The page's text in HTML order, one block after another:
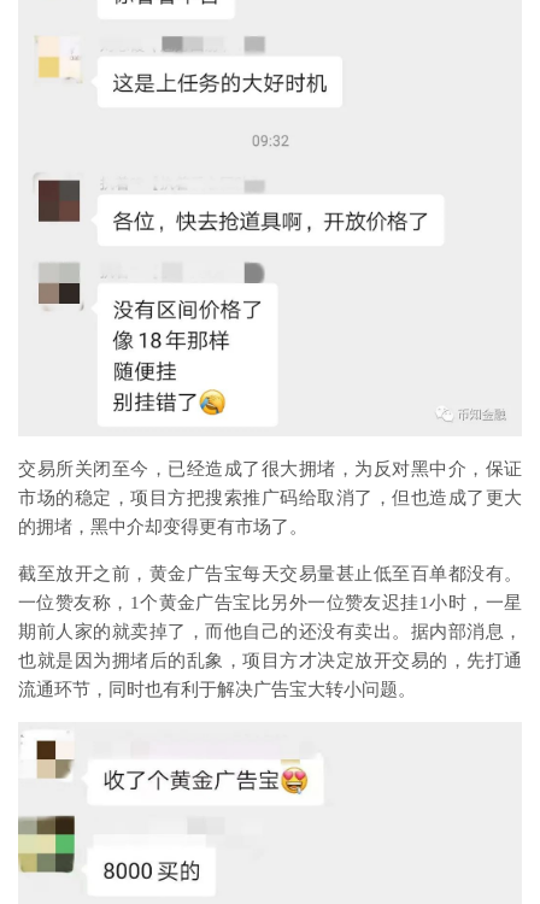
交易所关闭至今，已经造成了很大拥堵，为反对黑中介，保证
市场的稳定，项目方把搜索推广码给取消了，但也造成了更大
的拥堵，黑中介却变得更有市场了。
截至放开之前，黄金广告宝每天交易量甚止低至百单都没有。
一位赞友称，1个黄金广告宝比另外一位赞友迟挂1小时，一星
期前人家的就卖掉了，而他自己的还没有卖出。据内部消息，
也就是因为拥堵后的乱象，项目方才决定放开交易的，先打通
流通环节，同时也有利于解决广告宝大转小问题。